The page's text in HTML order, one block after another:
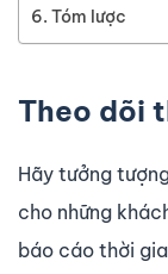
Tóm lược
Theo dõi
Hãy tưởng
cho những
báo cáo thời